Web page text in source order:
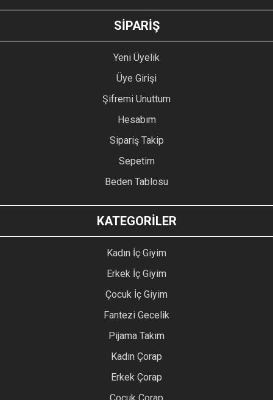
GÖNDER
SİPARİŞ
Yeni Üyelik
Üye Girişi
Şifremi Unuttum
Hesabım
Sipariş Takip
Sepetim
Beden Tablosu
KATEGORİLER
Kadın İç Giyim
Erkek İç Giyim
Çocuk İç Giyim
Fantezi Gecelik
Pijama Takım
Kadın Çorap
Erkek Çorap